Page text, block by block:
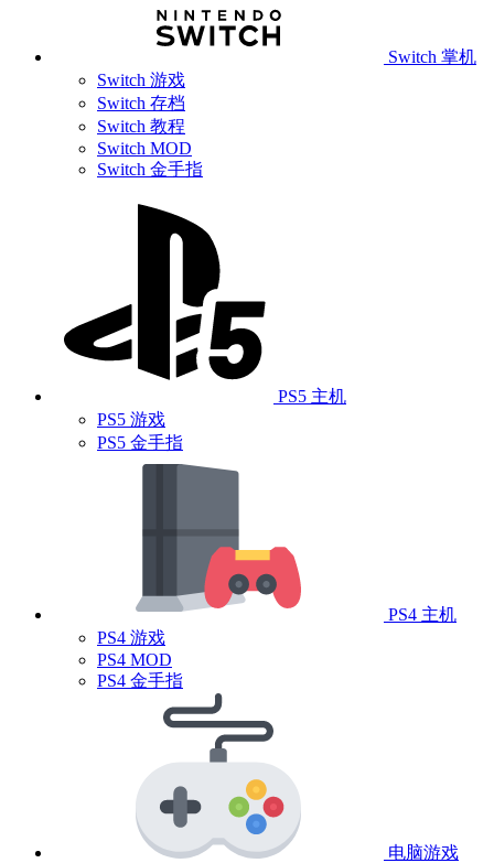
Switch 掌机
Switch 游戏
Switch 存档
Switch 教程
Switch MOD
Switch 金手指
PS5 主机
PS5 游戏
PS5 金手指
PS4 主机
PS4 游戏
PS4 MOD
PS4 金手指
电脑游戏